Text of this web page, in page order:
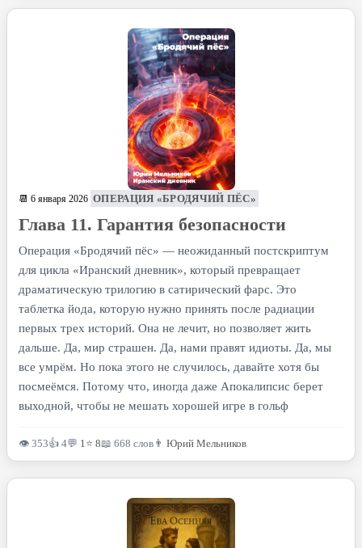
📆 6 января 2026 ОПЕРАЦИЯ «БРОДЯЧИЙ ПЁС»
Глава 11. Гарантия безопасности
Операция «Бродячий пёс» — неожиданный постскриптум
для цикла «Иранский дневник», который превращает
драматическую трилогию в сатирический фарс. Это
таблетка йода, которую нужно принять после радиации
первых трех историй. Она не лечит, но позволяет жить
дальше. Да, мир страшен. Да, нами правят идиоты. Да, мы
все умрём. Но пока этого не случилось, давайте хотя бы
посмеёмся. Потому что, иногда даже Апокалипсис берет
выходной, чтобы не мешать хорошей игре в гольф
👁 353👍 4💬 1⭐ 8📖 668 слов 👨 Юрий Мельников